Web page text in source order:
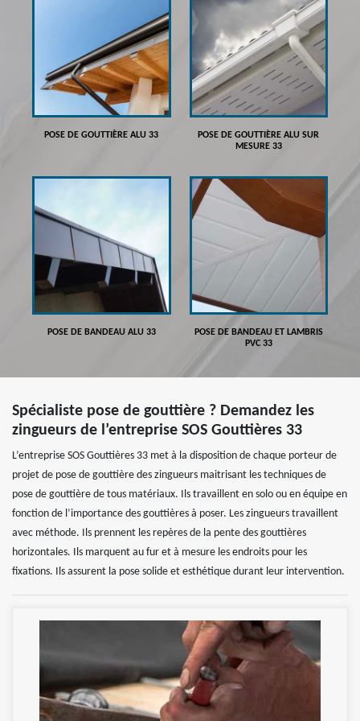
POSE DE GOUTTIÈRE ALU 33
POSE DE GOUTTIÈRE ALU SUR
MESURE 33
POSE DE BANDEAU ALU 33
POSE DE BANDEAU ET LAMBRIS
PVC 33
Spécialiste pose de gouttière ? Demandez les
zingueurs de l’entreprise SOS Gouttières 33
L’entreprise SOS Gouttières 33 met à la disposition de chaque porteur de
projet de pose de gouttière des zingueurs maitrisant les techniques de
pose de gouttière de tous matériaux. Ils travaillent en solo ou en équipe en
fonction de l’importance des gouttières à poser. Les zingueurs travaillent
avec méthode. Ils prennent les repères de la pente des gouttières
horizontales. Ils marquent au fur et à mesure les endroits pour les
fixations. Ils assurent la pose solide et esthétique durant leur intervention.